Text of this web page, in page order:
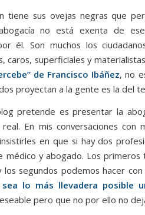
tiene sus ovejas negras que
no está exenta de
él. Son muchos los
caros, superficiales y
de Francisco Ibáñez, no
proyectan a la gente es la del
pretende es presentar la
En mis conversaciones con
en que si hay dos
médico y abogado. Los
los segundos podemos hacer
lo más llevadera posible
pero que no por ello no